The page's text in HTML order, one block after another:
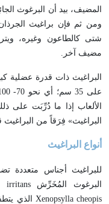
المضيف، بيد أن البرغوث
ومن ثم فإن براغيث
شتى كالطاعون وغيره،
مضيف آخر.
البراغيث ذات قدرة عضلية
الألعاب إذا ما دُرِّبَت على
البراغيث» فِرَقاً من
أنواع البراغيث
للبراغيث أجناس متعددة